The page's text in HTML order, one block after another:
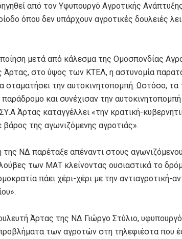
από τον Υφυπουργό Αγροτικής Ανάπτυξης
όπου δεν υπάρχουν αγροτικές δουλειές
μετά από κάλεσμα της Ομοσπονδίας
Άρτας, στο ύψος των ΚΤΕΛ, η αστυνομία
σταματήσει την αυτοκινητοπομπή. Ωστόσο, τα
και συνέχισαν την
Άρτας καταγγέλλει «την κρατική-
της αγωνιζόμενης αγροτιάς».
της ΝΔ παρέταξε απέναντι στους
των ΜΑΤ κλείνοντας ουσιαστικά το
πάει χέρι-χέρι με την αντιαγροτική-
Άρτας της ΝΔ Γιώργο Στύλιο,
των αγροτών στη τηλεφιέστα που